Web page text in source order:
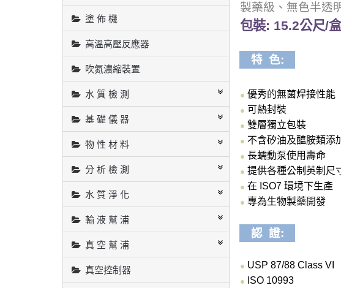
塗 佈 機
高溫高壓反應器
吹氮濃縮裝置
水 質 檢 測
基 礎 儀 器
物 性 材 料
分 析 檢 測
水 質 淨 化
輸 液 幫 浦
真 空 幫 浦
真空控制器
製藥級 、無色半透
包裝: 15.2公尺/
特 色:
● 優秀的無菌焊接性能
● 可熱封裝
● 雙層獨立包裝
● 不含矽油及醯胺類添
●長蠕動泵使用壽命
●提供各種公制英制尺
●在 ISO7 環境下生產
● 專為生物製藥開發
認 證:
● USP 87/88 Class VI
● ISO 10993